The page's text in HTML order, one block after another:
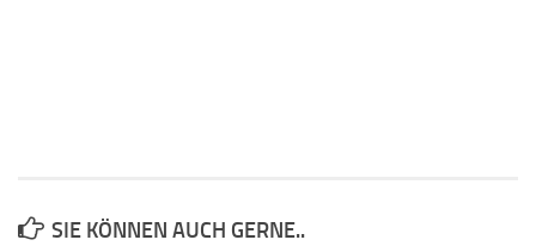
SIE KÖNNEN AUCH GERNE..